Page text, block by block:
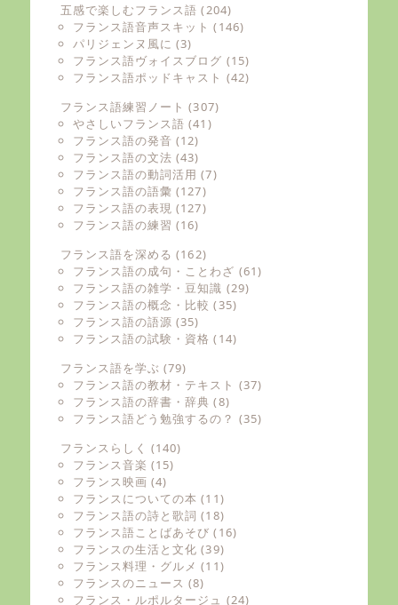
五感で楽しむフランス語 (204)
フランス語音声スキット (146)
パリジェンヌ風に (3)
フランス語ヴォイスブログ (15)
フランス語ポッドキャスト (42)
フランス語練習ノート (307)
やさしいフランス語 (41)
フランス語の発音 (12)
フランス語の文法 (43)
フランス語の動詞活用 (7)
フランス語の語彙 (127)
フランス語の表現 (127)
フランス語の練習 (16)
フランス語を深める (162)
フランス語の成句・ことわざ (61)
フランス語の雑学・豆知識 (29)
フランス語の概念・比較 (35)
フランス語の語源 (35)
フランス語の試験・資格 (14)
フランス語を学ぶ (79)
フランス語の教材・テキスト (37)
フランス語の辞書・辞典 (8)
フランス語どう勉強するの？ (35)
フランスらしく (140)
フランス音楽 (15)
フランス映画 (4)
フランスについての本 (11)
フランス語の詩と歌詞 (18)
フランス語ことばあそび (16)
フランスの生活と文化 (39)
フランス料理・グルメ (11)
フランスのニュース (8)
フランス・ルポルタージュ (24)